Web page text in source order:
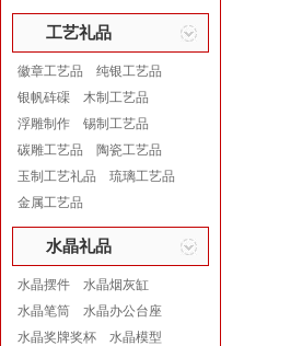
工艺礼品
徽章工艺品
纯银工艺品
银帆砗磲
木制工艺品
浮雕制作
锡制工艺品
碳雕工艺品
陶瓷工艺品
玉制工艺礼品
琉璃工艺品
金属工艺品
水晶礼品
水晶摆件
水晶烟灰缸
水晶笔筒
水晶办公台座
水晶奖牌奖杯
水晶模型